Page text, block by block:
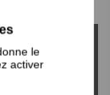
le
activer